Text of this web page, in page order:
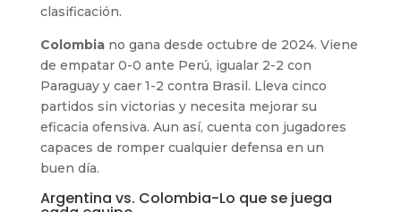
clasificación.
Colombiano gana desde octubre de 2024. Viene
de empatar 0-0 ante Perú, igualar 2-2 con
Paraguay y caer 1-2 contra Brasil. Lleva cinco
partidos sin victorias y necesita mejorar su
eficacia ofensiva. Aun así, cuenta con jugadores
capaces de romper cualquier defensa en un
buen día.
Argentina vs. Colombia-Lo que se juega